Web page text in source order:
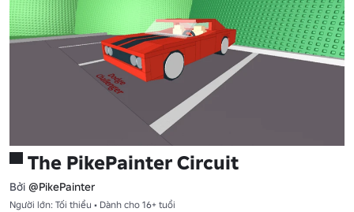
▀ The PikePainter Circuit
Bởi @PikePainter
Người lớn: Tối thiểu • Dành cho 16+ tuổi